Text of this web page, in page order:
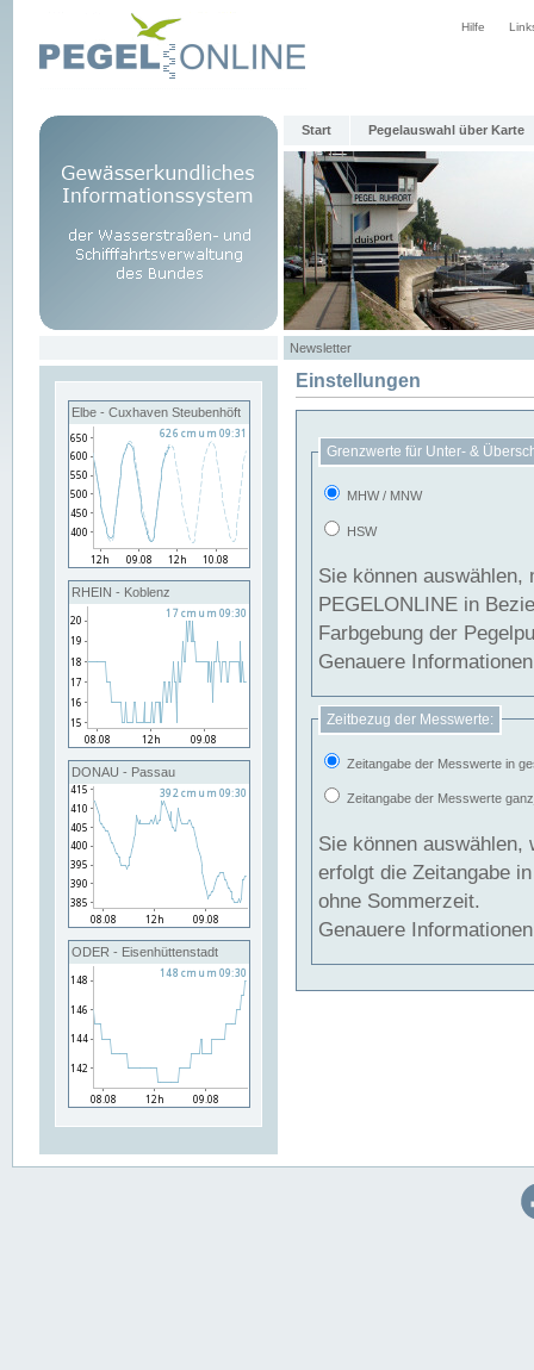
Hilfe
Start Pegelauswahl über Karte
Newsletter
Elbe - Cuxhaven Steubenhöft
RHEIN - Koblenz
DONAU - Passau
ODER - Eisenhüttenstadt
Einstellungen
Grenzwerte für Unter- &
MHW / MNW
HSW
Sie können
PEGELONLINE in Beziehung
Farbgebung der
Genauere
Zeitbezug der Messwerte:
Zeitangabe der Messwerte in
Zeitangabe der Messwerte
Sie können auswählen,
erfolgt die Zeitangabe
ohne Sommerzeit.
Genauere